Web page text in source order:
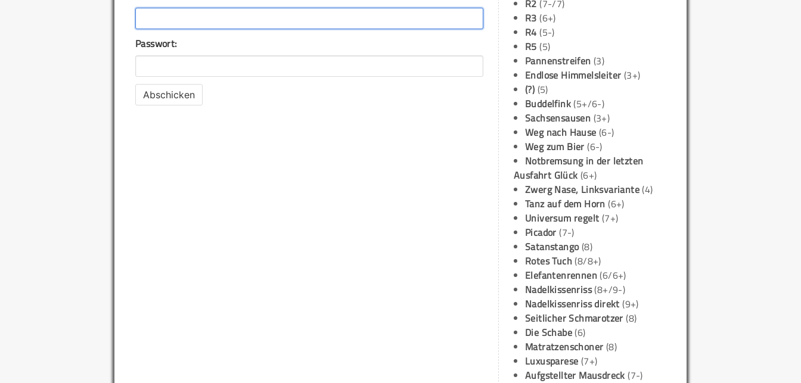
Passwort:
R2 (7-/7)
R3 (6+)
R4 (5-)
R5 (5)
Pannenstreifen (3)
Endlose Himmelsleiter (3+)
(?) (5)
Buddelfink(5+/6-)
Sachsensausen (3+)
Weg nach Hause (6-)
Weg zum Bier (6-)
Notbremsung in der letzten
Ausfahrt Glück (6+)
Zwerg Nase, Linksvariante(4)
Tanz auf dem Horn (6+)
Universum regelt (7+)
Picador (7-)
Satanstango(8)
Rotes Tuch(8/8+)
Elefantenrennen(6/6+)
Nadelkissenriss(8+/9-)
Nadelkissenriss direkt (9+)
Seitlicher Schmarotzer (8)
Die Schabe(6)
Matratzenschoner (8)
Luxusparese (7+)
Aufgstellter Mausdreck (7-)